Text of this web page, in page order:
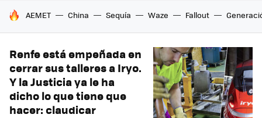
HOY SE HABLA DE
AEMET China Sequía Waze Fallout
Renfe está empeñada en
cerrar sus talleres a Iryo.
Y la Justicia ya le ha
dicho lo que tiene que
hacer: claudicar